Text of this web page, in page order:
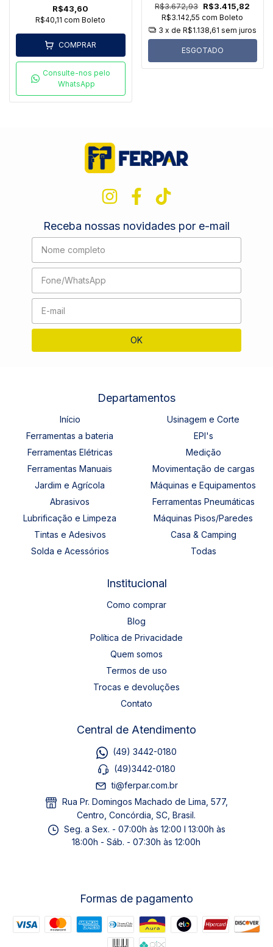
R$43,60
R$40,11com Boleto
COMPRAR
Consulte-nos pelo
WhatsApp
R$3.672,93 R$3.415,82
R$3.142,55com Boleto
3 x de R$1.138,61 sem juros
ESGOTADO
Receba nossas novidades por e-mail
Departamentos
Início
Ferramentas a bateria
Ferramentas Elétricas
Ferramentas Manuais
Jardim e Agrícola
Abrasivos
Lubrificação e Limpeza
Tintas e Adesivos
Solda e Acessórios
Usinagem e Corte
EPI's
Medição
Movimentação de cargas
Máquinas e Equipamentos
Ferramentas Pneumáticas
Máquinas Pisos/Paredes
Casa & Camping
Todas
Institucional
Como comprar
Blog
Política de Privacidade
Quem somos
Termos de uso
Trocas e devoluções
Contato
Central de Atendimento
(49) 3442-0180
(49)3442-0180
ti@ferpar.com.br
Rua Pr. Domingos Machado de Lima, 577,
Centro, Concórdia, SC, Brasil.
Seg. a Sex. - 07:00h às 12:00 I 13:00h às
18:00h - Sáb. - 07:30h às 12:00h
Formas de pagamento